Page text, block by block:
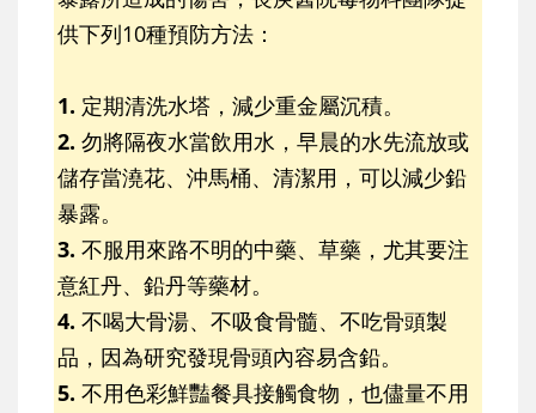
供下列10種預防方法：
1. 定期清洗水塔，減少重金屬沉積。
2. 勿將隔夜水當飲用水，早晨的水先流放或
儲存當澆花、沖馬桶、清潔用，可以減少鉛
暴露。
3. 不服用來路不明的中藥、草藥，尤其要注
意紅丹、鉛丹等藥材。
4. 不喝大骨湯、不吸食骨髓、不吃骨頭製
品，因為研究發現骨頭內容易含鉛。
5. 不用色彩鮮豔餐具接觸食物，也儘量不用